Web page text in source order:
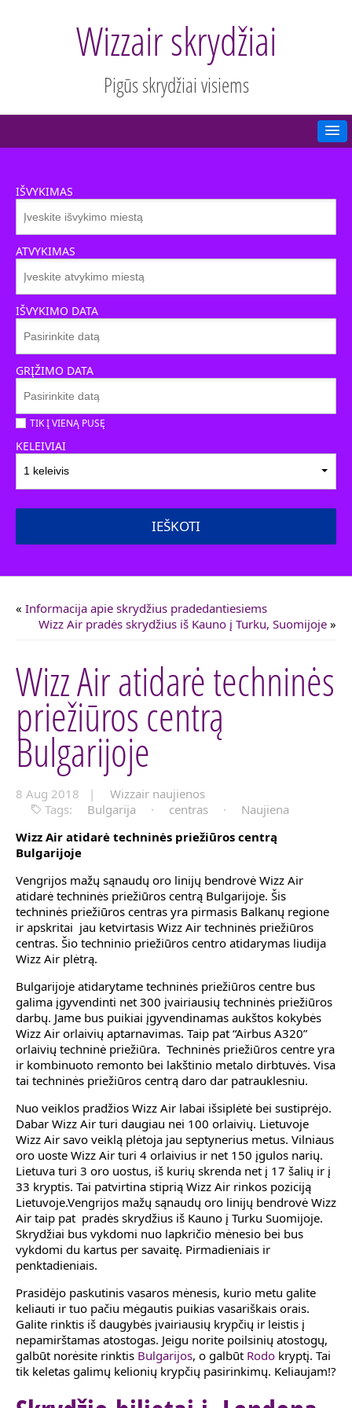
Wizzair skrydžiai
Pigūs skrydžiai visiems
IŠVYKIMAS
ATVYKIMAS
IŠVYKIMO DATA
GRĮŽIMO DATA
TIK Į VIENĄ PUSĘ
KELEIVIAI
1 keleivis
IEŠKOTI
« Informacija apie skrydžius pradedantiesiems
Wizz Air pradės skrydžius iš Kauno į Turku, Suomijoje »
Wizz Air atidarė techninės
priežiūros centrą
Bulgarijoje
8 Aug 2018 |
Wizzair naujienos
Tags:
Bulgarija · centras ·
Naujiena
Wizz Air atidarė techninės priežiūros centrą
Bulgarijoje
Vengrijos mažų sąnaudų oro linijų bendrovė Wizz Air
atidarė techninės priežiūros centrą Bulgarijoje. Šis
techninės priežiūros centras yra pirmasis Balkanų regione
ir apskritai jau ketvirtasis Wizz Air techninės priežiūros
centras. Šio techninio priežiūros centro atidarymas liudija
Wizz Air plėtrą.
Bulgarijoje atidarytame techninės priežiūros centre bus
galima įgyvendinti net 300 įvairiausių techninės priežiūros
darbų. Jame bus puikiai įgyvendinamas aukštos kokybės
Wizz Air orlaivių aptarnavimas. Taip pat “Airbus A320”
orlaivių techninė priežiūra. Techninės priežiūros centre yra
ir kombinuoto remonto bei lakštinio metalo dirbtuvės. Visa
tai techninės priežiūros centrą daro dar patrauklesniu.
Nuo veiklos pradžios Wizz Air labai išsiplėtė bei sustiprėjo.
Dabar Wizz Air turi daugiau nei 100 orlaivių. Lietuvoje
Wizz Air savo veiklą plėtoja jau septynerius metus. Vilniaus
oro uoste Wizz Air turi 4 orlaivius ir net 150 įgulos narių.
Lietuva turi 3 oro uostus, iš kurių skrenda net į 17 šalių ir į
33 kryptis. Tai patvirtina stiprią Wizz Air rinkos poziciją
Lietuvoje.Vengrijos mažų sąnaudų oro linijų bendrovė Wizz
Air taip pat pradės skrydžius iš Kauno į Turku Suomijoje.
Skrydžiai bus vykdomi nuo lapkričio mėnesio bei bus
vykdomi du kartus per savaitę. Pirmadieniais ir
penktadieniais.
Prasidėjo paskutinis vasaros mėnesis, kurio metu galite
keliauti ir tuo pačiu mėgautis puikias vasariškais orais.
Galite rinktis iš daugybės įvairiausių krypčių ir leistis į
nepamirštamas atostogas. Jeigu norite poilsinių atostogų,
galbūt norėsite rinktis Bulgarijos, o galbūt Rodo kryptį. Tai
tik keletas galimų kelionių krypčių pasirinkimų. Keliaujam!?